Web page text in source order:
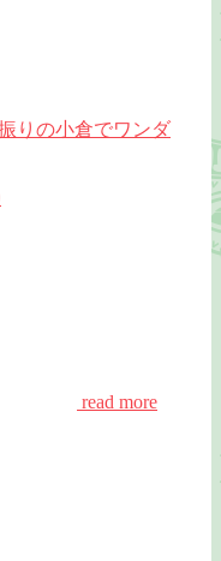
りの小倉でワンダ
read more